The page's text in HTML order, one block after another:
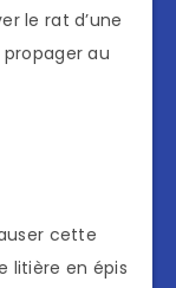
le rat d’une
au
cette
litière en épis